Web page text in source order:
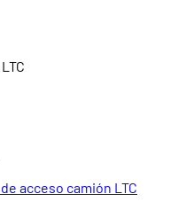
acceso camión LTC